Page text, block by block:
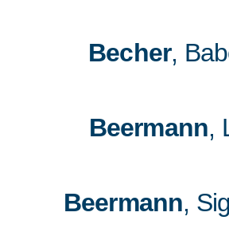
Becher,
Beermann,
Beermann,